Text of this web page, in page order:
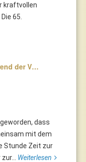
kraftvollen
65.
der V…
dass
mit dem
Stunde Zeit zur
Weiterlesen